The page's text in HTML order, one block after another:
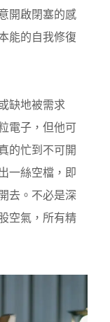
開啟閉塞的感
能的自我修復
缺地被需求
電子，但他可
的忙到不可開
一絲空檔，即
去。不必是深
空氣，所有精